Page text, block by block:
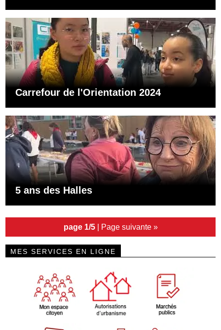
Carrefour de l'Orientation 2024
5 ans des Halles
page 1/5| Page suivante »
MES SERVICES EN LIGNE